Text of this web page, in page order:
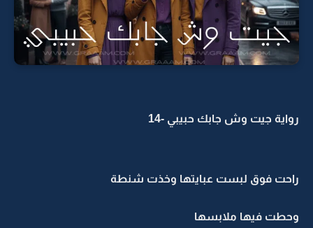
رواية جيت وش جابك حبيبي -14
راحت فوق لبست عبايتها وخذت شنطة
وحطت فيها ملابسها